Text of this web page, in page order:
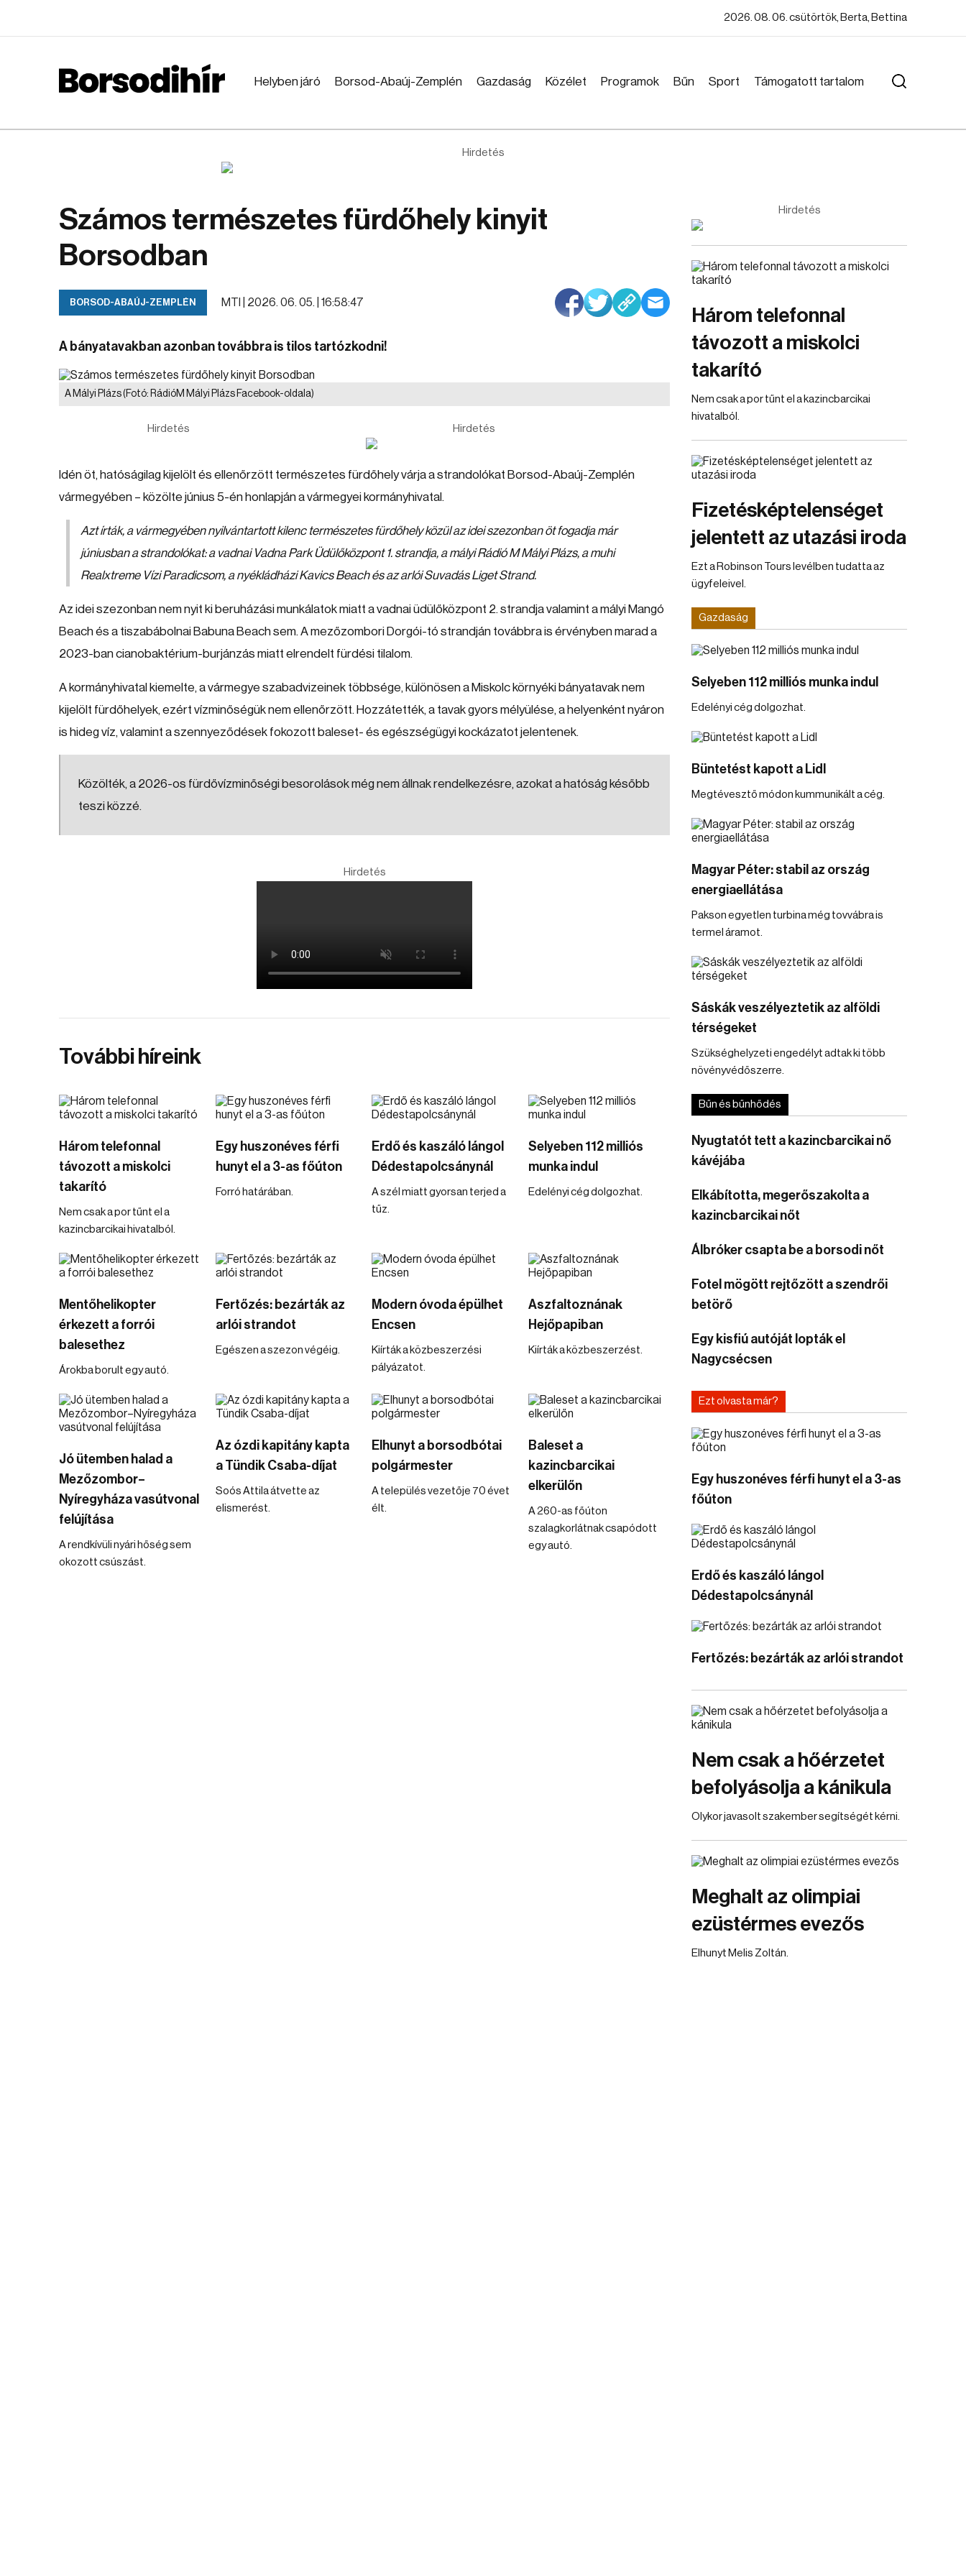
2026. 08. 06. csütörtök, Berta, Bettina
Helyben járó Borsod-Abaúj-Zemplén Gazdaság Közélet Programok Bűn Sport Támogatott tartalom
Hirdetés
Számos természetes fürdőhely kinyit
Borsodban
BORSOD-ABAÚJ-ZEMPLÉN MTI | 2026. 06. 05. | 16:58:47
A bányatavakban azonban továbbra is tilos tartózkodni!
A Mályi Plázs(Fotó: RádióM Mályi Plázs Facebook-oldala)
Hirdetés Hirdetés
Idén öt, hatóságilag kijelölt és ellenőrzött természetes fürdőhely várja a strandolókat Borsod-Abaúj-Zemplén
vármegyében – közölte június 5-én honlapján a vármegyei kormányhivatal.
Azt írták, a vármegyében nyilvántartott kilenc természetes fürdőhely közül az idei szezonban öt fogadja már
júniusban a strandolókat: a vadnai Vadna Park Üdülőközpont 1. strandja, a mályi Rádió M Mályi Plázs, a muhi
Realxtreme Vízi Paradicsom, a nyékládházi Kavics Beach és az arlói Suvadás Liget Strand.
Az idei szezonban nem nyit ki beruházási munkálatok miatt a vadnai üdülőközpont 2. strandja valamint a mályi Mangó
Beach és a tiszabábolnai Babuna Beach sem. A mezőzombori Dorgói-tó strandján továbbra is érvényben marad a
2023-ban cianobaktérium-burjánzás miatt elrendelt fürdési tilalom.
A kormányhivatal kiemelte, a vármegye szabadvizeinek többsége, különösen a Miskolc környéki bányatavak nem
kijelölt fürdőhelyek, ezért vízminőségük nem ellenőrzött. Hozzátették, a tavak gyors mélyülése, a helyenként nyáron
is hideg víz, valamint a szennyeződések fokozott baleset- és egészségügyi kockázatot jelentenek.
Közölték, a 2026-os fürdővízminőségi besorolások még nem állnak rendelkezésre, azokat a hatóság később
teszi közzé.
Hirdetés
További híreink
Három telefonnal
távozott a miskolci
takarító
Nem csak a por tűnt el a
kazincbarcikai hivatalból.
Egy huszonéves férfi
hunyt el a 3-as főúton
Forró határában.
Erdő és kaszáló lángol
Dédestapolcsánynál
A szél miatt gyorsan terjed a
tűz.
Selyeben 112 milliós
munka indul
Edelényi cég dolgozhat.
Mentőhelikopter
érkezett a forrói
balesethez
Árokba borult egy autó.
Fertőzés: bezárták az
arlói strandot
Egészen a szezon végéig.
Modern óvoda épülhet
Encsen
Kiírták a közbeszerzési
pályázatot.
Aszfaltoznának
Hejőpapiban
Kiírták a közbeszerzést.
Jó ütemben halad a
Mezőzombor–
Nyíregyháza vasútvonal
felújítása
A rendkívüli nyári hőség sem
okozott csúszást.
Az ózdi kapitány kapta
a Tündik Csaba-díjat
Soós Attila átvette az
elismerést.
Elhunyt a borsodbótai
polgármester
A település vezetője 70 évet
élt.
Baleset a
kazincbarcikai
elkerülőn
A 260-as főúton
szalagkorlátnak csapódott
egy autó.
Hirdetés
Három telefonnal
távozott a miskolci
takarító
Nem csak a por tűnt el a kazincbarcikai
hivatalból.
Fizetésképtelenséget
jelentett az utazási iroda
Ezt a Robinson Tours levélben tudatta az
ügyfeleivel.
Gazdaság
Selyeben 112 milliós munka indul
Edelényi cég dolgozhat.
Büntetést kapott a Lidl
Megtévesztő módon kummunikált a cég.
Magyar Péter: stabil az ország
energiaellátása
Pakson egyetlen turbina még tovvábra is
termel áramot.
Sáskák veszélyeztetik az alföldi
térségeket
Szükséghelyzeti engedélyt adtak ki több
növényvédőszerre.
Bűn és bűnhődés
Nyugtatót tett a kazincbarcikai nő
kávéjába
Elkábította, megerőszakolta a
kazincbarcikai nőt
Álbróker csapta be a borsodi nőt
Fotel mögött rejtőzött a szendrői
betörő
Egy kisfiú autóját lopták el
Nagycsécsen
Ezt olvasta már?
Egy huszonéves férfi hunyt el a 3-as
főúton
Erdő és kaszáló lángol
Dédestapolcsánynál
Fertőzés: bezárták az arlói strandot
Nem csak a hőérzetet
befolyásolja a kánikula
Olykor javasolt szakember segítségét kérni.
Meghalt az olimpiai
ezüstérmes evezős
Elhunyt Melis Zoltán.